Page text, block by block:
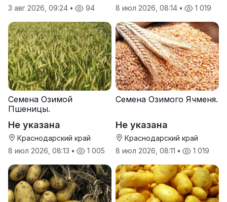
3 авг 2026, 09:24 • 94
8 июл 2026, 08:14 • 1 019
Семена Озимой
Пшеницы.
Не указана
Краснодарский край
8 июл 2026, 08:13 • 1 005
Семена Озимого Ячменя.
Не указана
Краснодарский край
8 июл 2026, 08:11 • 1 019